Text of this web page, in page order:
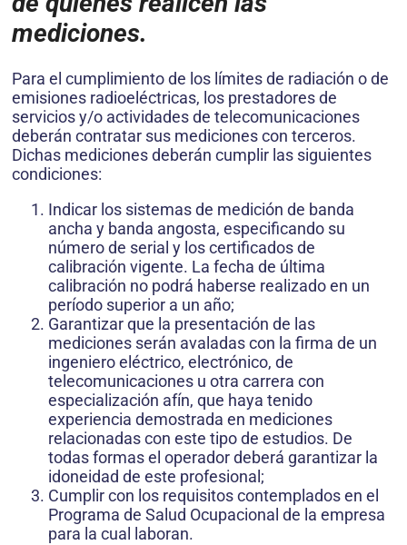
mediciones.
Para el cumplimiento de los límites de radiación o de
emisiones radioeléctricas, los prestadores de
servicios y/o actividades de telecomunicaciones
deberán contratar sus mediciones con terceros.
Dichas mediciones deberán cumplir las siguientes
condiciones:
Indicar los sistemas de medición de banda
ancha y banda angosta, especificando su
número de serial y los certificados de
calibración vigente. La fecha de última
calibración no podrá haberse realizado en un
período superior a un año;
Garantizar que la presentación de las
mediciones serán avaladas con la firma de un
ingeniero eléctrico, electrónico, de
telecomunicaciones u otra carrera con
especialización afín, que haya tenido
experiencia demostrada en mediciones
relacionadas con este tipo de estudios. De
todas formas el operador deberá garantizar la
idoneidad de este profesional;
Cumplir con los requisitos contemplados en el
Programa de Salud Ocupacional de la empresa
para la cual laboran.